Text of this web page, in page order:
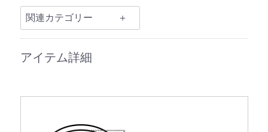
関連カテゴリー
アイテム詳細